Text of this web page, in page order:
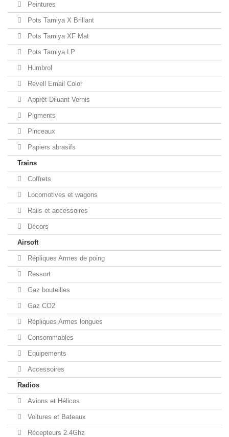
Peintures
Pots Tamiya X Brillant
Pots Tamiya XF Mat
Pots Tamiya LP
Humbrol
Revell Email Color
Apprêt Diluant Vernis
Pigments
Pinceaux
Papiers abrasifs
Trains
Coffrets
Locomotives et wagons
Rails et accessoires
Décors
Airsoft
Répliques Armes de poing
Ressort
Gaz bouteilles
Gaz CO2
Répliques Armes longues
Consommables
Equipements
Accessoires
Radios
Avions et Hélicos
Voitures et Bateaux
Récepteurs 2.4Ghz